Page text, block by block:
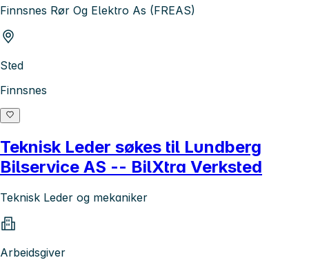
Finnsnes Rør Og Elektro As (FREAS)
Sted
Finnsnes
Teknisk Leder søkes til Lundberg
Bilservice AS -- BilXtra Verksted
Teknisk Leder og mekaniker
Arbeidsgiver